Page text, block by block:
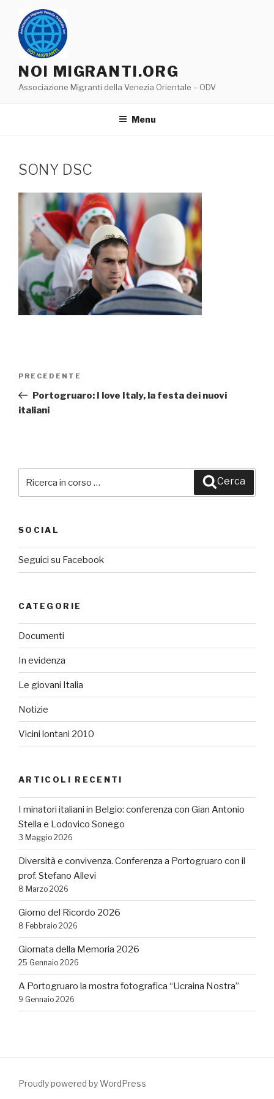
contenuto
NOI MIGRANTI.ORG
Associazione Migranti della Venezia Orientale – ODV
Menu
SONY DSC
Articolo
precedente:
PRECEDENTE
Portogruaro: I love Italy, la festa dei nuovi
italiani
Cerca
SOCIAL
Seguici su Facebook
CATEGORIE
Documenti
In evidenza
Le giovani Italia
Notizie
Vicini lontani 2010
ARTICOLI RECENTI
I minatori italiani in Belgio: conferenza con Gian Antonio
Stella e Lodovico Sonego
3 Maggio 2026
Diversità e convivenza. Conferenza a Portogruaro con il
prof. Stefano Allevi
8 Marzo 2026
Giorno del Ricordo 2026
8 Febbraio 2026
Giornata della Memoria 2026
25 Gennaio 2026
A Portogruaro la mostra fotografica “Ucraina Nostra”
9 Gennaio 2026
Proudly powered by WordPress